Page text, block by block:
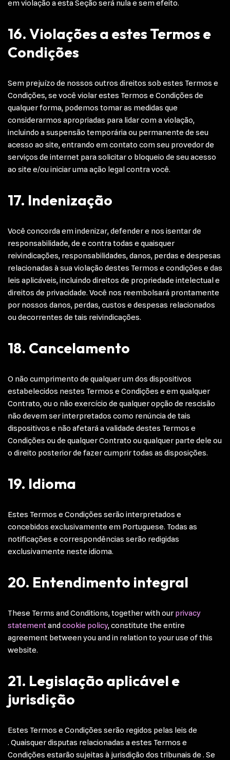
em violação a esta Seção será nula e sem efeito.
16. Violações a estes Termos e
Condições
Sem prejuízo de nossos outros direitos sob estes Termos e
Condições, se você violar estes Termos e Condições de
qualquer forma, podemos tomar as medidas que
considerarmos apropriadas para lidar com a violação,
incluindo a suspensão temporária ou permanente de seu
acesso ao site, entrando em contato com seu provedor de
serviços de internet para solicitar o bloqueio de seu acesso
ao site e/ou iniciar uma ação legal contra você.
17. Indenização
Você concorda em indenizar, defender e nos isentar de
responsabilidade, de e contra todas e quaisquer
reivindicações, responsabilidades, danos, perdas e despesas
relacionadas à sua violação destes Termos e condições e das
leis aplicáveis, incluindo direitos de propriedade intelectual e
direitos de privacidade. Você nos reembolsará prontamente
por nossos danos, perdas, custos e despesas relacionados
ou decorrentes de tais reivindicações.
18. Cancelamento
O não cumprimento de qualquer um dos dispositivos
estabelecidos nestes Termos e Condições e em qualquer
Contrato, ou o não exercício de qualquer opção de rescisão
não devem ser interpretados como renúncia de tais
dispositivos e não afetará a validade destes Termos e
Condições ou de qualquer Contrato ou qualquer parte dele ou
o direito posterior de fazer cumprir todas as disposições.
19. Idioma
Estes Termos e Condições serão interpretados e
concebidos exclusivamente em Portuguese. Todas as
notificações e correspondências serão redigidas
exclusivamente neste idioma.
20. Entendimento integral
These Terms and Conditions, together with our privacy
statementandcookie policy, constitute the entire
agreement between you and in relation to your use of this
website.
21. Legislação aplicável e
jurisdição
Estes Termos e Condições serão regidos pelas leis de
. Quaisquer disputas relacionadas a estes Termos e
Condições estarão sujeitas à jurisdição dos tribunais de . Se